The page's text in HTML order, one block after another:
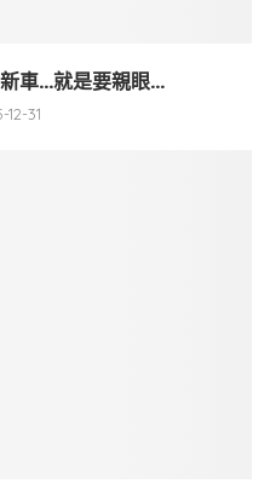
車…就是要親眼...
12-31